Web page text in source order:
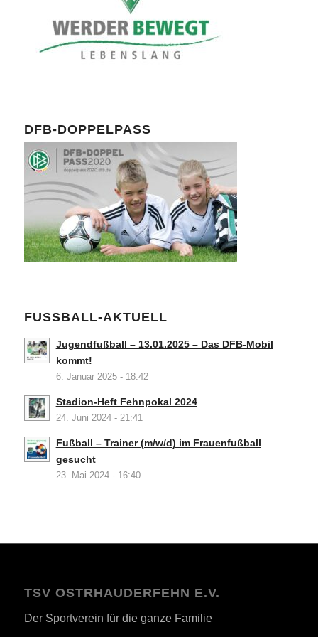
DFB-DOPPELPASS
FUSSBALL-AKTUELL
Jugendfußball – 13.01.2025 – Das DFB-Mobil
kommt!
6. Januar 2025 - 18:42
Stadion-Heft Fehnpokal 2024
24. Juni 2024 - 21:41
Fußball – Trainer (m/w/d) im Frauenfußball
gesucht
23. Mai 2024 - 16:40
TSV OSTRHAUDERFEHN E.V.
Der Sportverein für die ganze Familie